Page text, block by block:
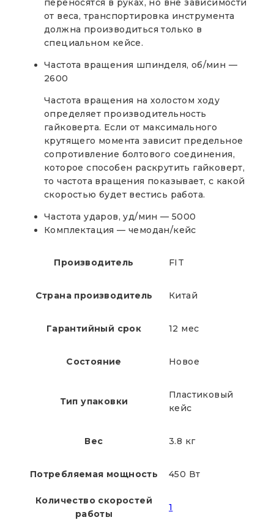
переносятся в руках, но вне зависимости
от веса, транспортировка инструмента
должна производиться только в
специальном кейсе.
Частота вращения шпинделя, об/мин —
2600
Частота вращения на холостом ходу
определяет производительность
гайковерта. Если от максимального
крутящего момента зависит предельное
сопротивление болтового соединения,
которое способен раскрутить гайковерт,
то частота вращения показывает, с какой
скоростью будет вестись работа.
Частота ударов, уд/мин — 5000
Комплектация — чемодан/кейс
Производитель FIT
Страна производитель Китай
Гарантийный срок 12 мес
Состояние Новое
Тип упаковки
Пластиковый
кейс
Вес 3.8 кг
Потребляемая мощность 450 Вт
Количество скоростей
работы
1